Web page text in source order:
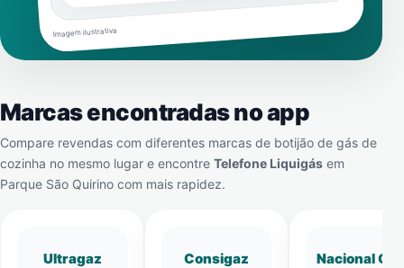
Imagem ilustrativa
Marcas encontradas no app
Compare revendas com diferentes marcas de botijão de gás de
cozinha no mesmo lugar e encontre Telefone Liquigás em
Parque São Quirino com mais rapidez.
Ultragaz Consigaz Nacional Gás